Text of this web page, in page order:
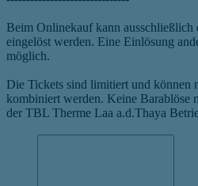
Beim Onlinekauf kann
eingelöst werden. Eine Einlösung
möglich.
Die Tickets sind limitiert und können
kombiniert werden. Keine Barablöse
der TBL Therme Laa a.d.Thaya